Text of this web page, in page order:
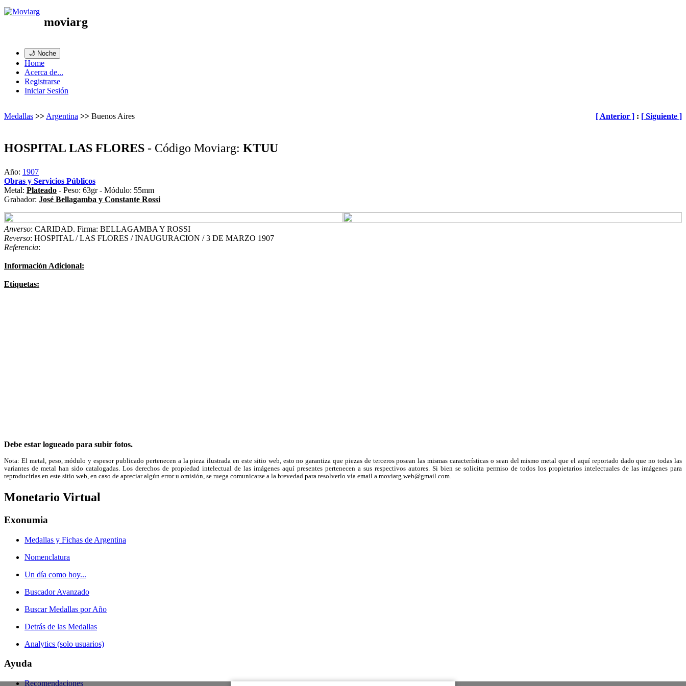
moviarg
🌙 Noche
Home
Acerca de...
Registrarse
Iniciar Sesión
Medallas >> Argentina >> Buenos Aires [ Anterior ] : [ Siguiente ]
HOSPITAL LAS FLORES - Código Moviarg: KTUU
Año: 1907
Obras y Servicios Públicos
Metal: Plateado - Peso: 63gr - Módulo: 55mm
Grabador: José Bellagamba y Constante Rossi
Anverso: CARIDAD. Firma: BELLAGAMBA Y ROSSI
Reverso: HOSPITAL / LAS FLORES / INAUGURACION / 3 DE MARZO 1907
Referencia:
Información Adicional:
Etiquetas:
Debe estar logueado para subir fotos.
Nota: El metal, peso, módulo y espesor publicado pertenecen a la pieza ilustrada en este sitio web, esto no garantiza que piezas de terceros posean las mismas características o sean del mismo metal que el aquí reportado dado que no todas las
variantes de metal han sido catalogadas. Los derechos de propiedad intelectual de las imágenes aquí presentes pertenecen a sus respectivos autores. Si bien se solicita permiso de todos los propietarios intelectuales de las imágenes para
reproducirlas en este sitio web, en caso de apreciar algún error u omisión, se ruega comunicarse a la brevedad para resolverlo vía email a moviarg.web@gmail.com.
Monetario Virtual
Exonumia
Medallas y Fichas de Argentina
Nomenclatura
Un día como hoy...
Buscador Avanzado
Buscar Medallas por Año
Detrás de las Medallas
Analytics (solo usuarios)
Ayuda
Recomendaciones